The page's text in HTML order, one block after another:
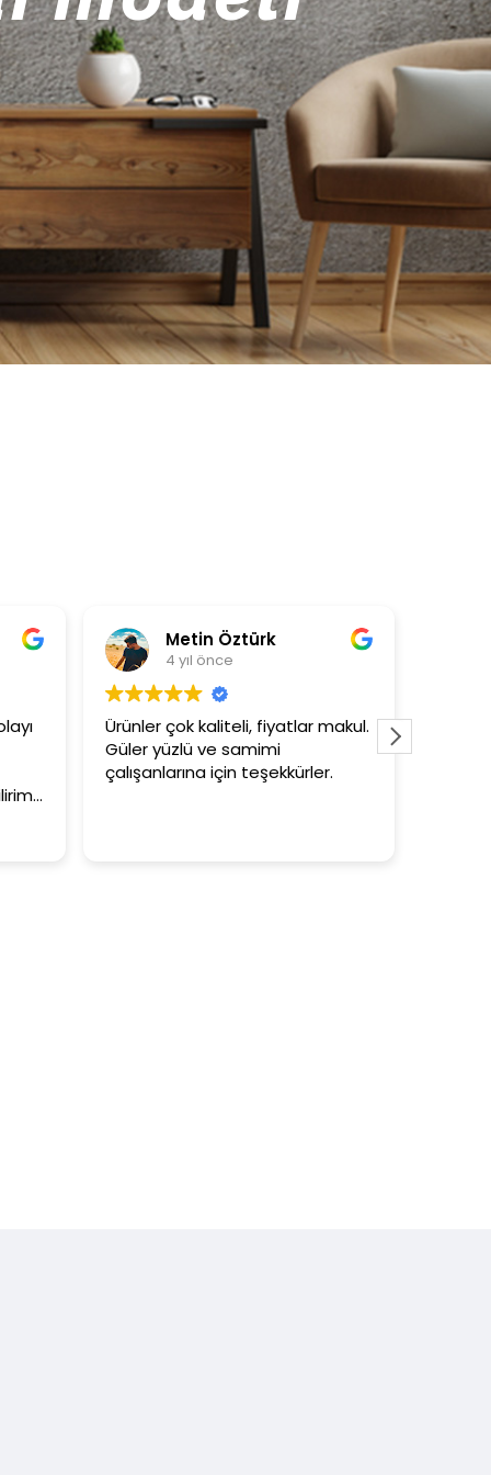
Metin Öztürk
kaliteli, fiyatlar makul.
ve samimi
için teşekkürler.
Asli Ersoy
3+1 evin kagidini kapataslak
tutar